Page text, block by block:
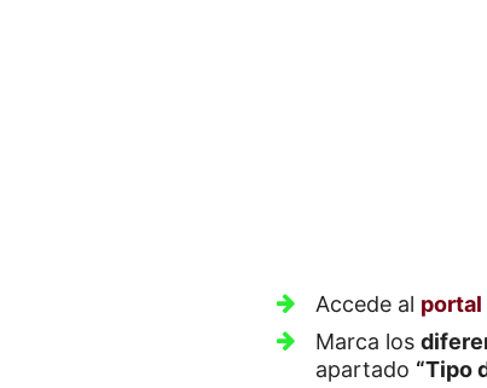
Accede al portal
Marca los
apartado “Tipo